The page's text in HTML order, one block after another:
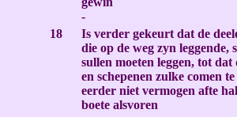
-
18
Is verder gekeurt dat de
die op de weg zyn leggende,
sullen moeten leggen, tot dat
en schepenen zulke comen
eerder niet vermogen afte
boete alsvoren